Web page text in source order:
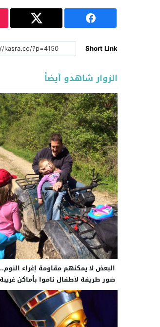
Short Link
الزوار شاهدو أيضاً
البعض لا يمكنهم مقاومة إغراء النوم..
صور طريفة لأطفال ناموا بأماكن غريبة